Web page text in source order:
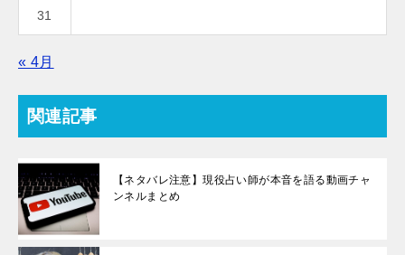
31
« 4月
関連記事
【ネタバレ注意】現役占い師が本音を語る動画チャ
ンネルまとめ